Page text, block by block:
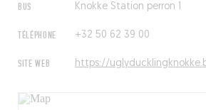
BUS Knokke Station perron 1
TÉLÉPHONE +32 50 62 39 00
SITE WEB https://